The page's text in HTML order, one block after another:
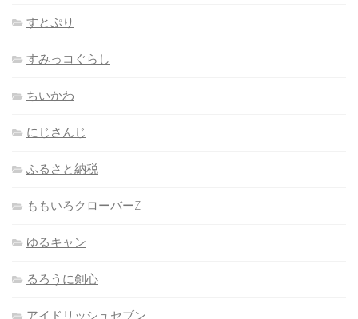
すとぷり
すみっコぐらし
ちいかわ
にじさんじ
ふるさと納税
ももいろクローバーZ
ゆるキャン
るろうに剣心
アイドリッシュセブン